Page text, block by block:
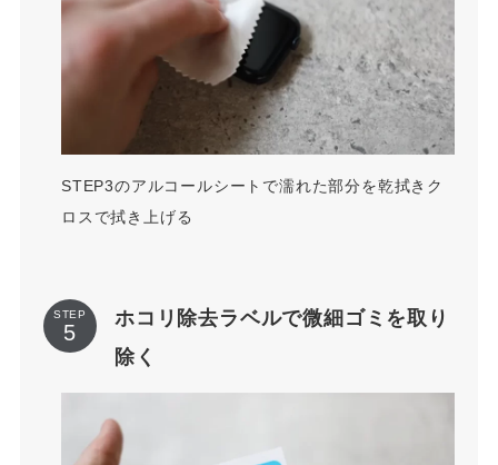
STEP3のアルコールシートで濡れた部分を乾拭きク
ロスで拭き上げる
STEP
ホコリ除去ラベルで微細ゴミを取り
除く